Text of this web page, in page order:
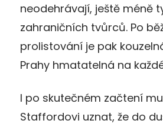
neodehrávají, ještě méně
zahraničních tvůrců. Po
prolistování je pak
Prahy hmatatelná na
I po skutečném začtení
Staffordovi uznat, že do